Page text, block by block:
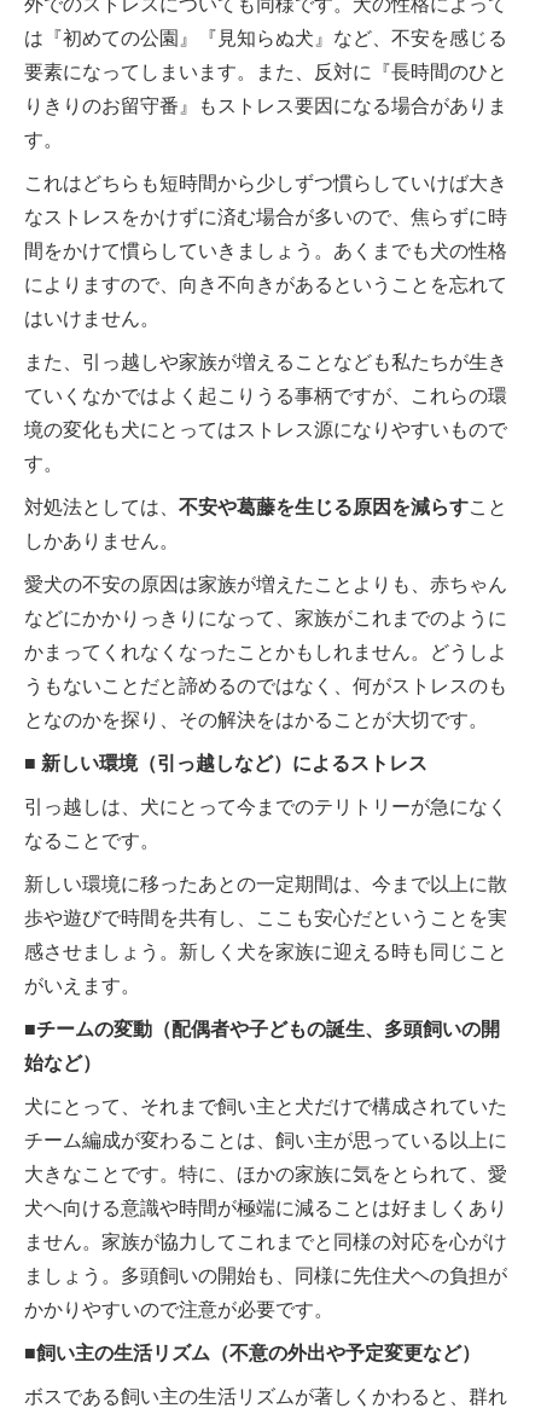
は『初めての公園』『見知らぬ犬』など、不安を感じる
要素になってしまいます。また、反対に『長時間のひと
りきりのお留守番』もストレス要因になる場合がありま
す。
これはどちらも短時間から少しずつ慣らしていけば大き
なストレスをかけずに済む場合が多いので、焦らずに時
間をかけて慣らしていきましょう。あくまでも犬の性格
によりますので、向き不向きがあるということを忘れて
はいけません。
また、引っ越しや家族が増えることなども私たちが生き
ていくなかではよく起こりうる事柄ですが、これらの環
境の変化も犬にとってはストレス源になりやすいもので
す。
対処法としては、 不安や葛藤を生じる原因を減らすこと
しかありません。
愛犬の不安の原因は家族が増えたことよりも、赤ちゃん
などにかかりっきりになって、家族がこれまでのように
かまってくれなくなったことかもしれません。どうしよ
うもないことだと諦めるのではなく、何がストレスのも
となのかを探り、その解決をはかることが大切です。
■ 新しい環境（引っ越しなど）によるストレス
引っ越しは、犬にとって今までのテリトリーが急になく
なることです。
新しい環境に移ったあとの一定期間は、今まで以上に散
歩や遊びで時間を共有し、ここも安心だということを実
感させましょう。新しく犬を家族に迎える時も同じこと
がいえます。
■チームの変動（配偶者や子どもの誕生、多頭飼いの開
始など）
犬にとって、それまで飼い主と犬だけで構成されていた
チーム編成が変わることは、飼い主が思っている以上に
大きなことです。特に、ほかの家族に気をとられて、愛
犬ヘ向ける意識や時間が極端に減ることは好ましくあり
ません。家族が協力してこれまでと同様の対応を心がけ
ましょう。多頭飼いの開始も、同様に先住犬ヘの負担が
かかりやすいので注意が必要です。
■飼い主の生活リズム（不意の外出や予定変更など）
ボスである飼い主の生活リズムが著しくかわると、群れ